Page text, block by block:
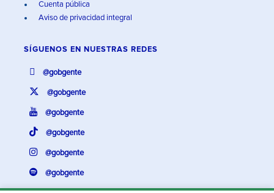
Cuenta pública
Aviso de privacidad integral
SÍGUENOS EN NUESTRAS REDES
@gobgente
@gobgente
@gobgente
@gobgente
@gobgente
@gobgente